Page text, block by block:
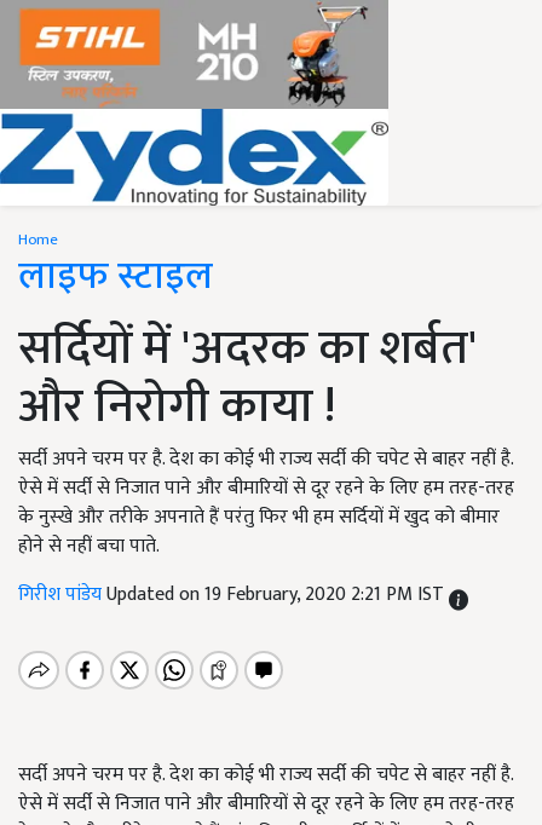
Home
लाइफ स्टाइल
सर्दियों में 'अदरक का शर्बत'
और निरोगी काया !
सर्दी अपने चरम पर है. देश का कोई भी राज्य सर्दी की चपेट से बाहर नहीं है.
ऐसे में सर्दी से निजात पाने और बीमारियों से दूर रहने के लिए हम तरह-तरह
के नुस्खे और तरीके अपनाते हैं परंतु फिर भी हम सर्दियों में खुद को बीमार
होने से नहीं बचा पाते.
गिरीश पांडेयUpdated on 19 February, 2020 2:21 PM IST
सर्दी अपने चरम पर है. देश का कोई भी राज्य सर्दी की चपेट से बाहर नहीं है.
ऐसे में सर्दी से निजात पाने और बीमारियों से दूर रहने के लिए हम तरह-तरह